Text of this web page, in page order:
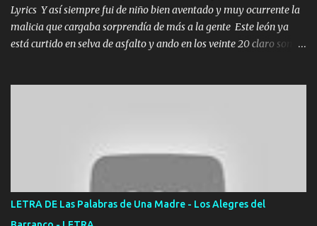
Lyrics Y así siempre fui de niño bien aventado y muy ocurrente la
malicia que cargaba sorprendía de más a la gente Este león ya
está curtido en selva de asfalto y ando en los veinte 20 claro son
Ya pasé varias hazañas ya tienen rato que me agarran el colmillo
de este León los estatales no sé esperaron Al tiro esta la PrimiZa
también la nueve que cargo al lado doy la mano al que su amigo y
al traicionero damos pa abajo Y No me paran aquí hay pa más
LETRA DE Las Palabras de Una Madre - Los Alegres del